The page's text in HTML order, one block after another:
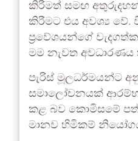
කිරීමත් සමඟ
කිරීමට එය අවශ්‍ය වේ.
ප්‍රවේශයන්ගේ
මම නැවත අවධාරණය
පැරිස් මූලධර්මයන්ට
සමාලෝචනයක්
කළ බව කොමිසමේ පත්
මානව හිමිකම්